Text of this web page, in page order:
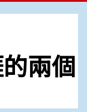
兩個